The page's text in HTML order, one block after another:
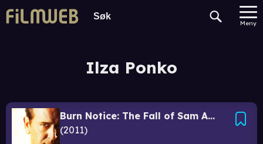
Meny
Ilza Ponko
Burn Notice: The Fall of Sam Axe
2011